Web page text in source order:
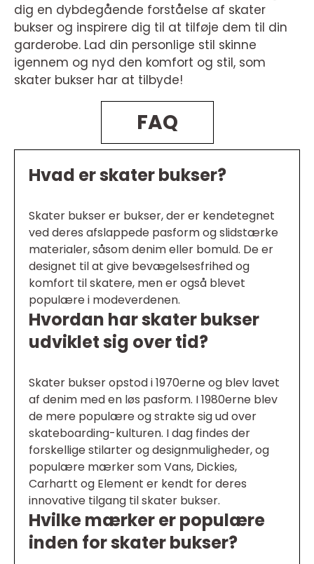
dig en dybdegående forståelse af skater
bukser og inspirere dig til at tilføje dem til din
garderobe. Lad din personlige stil skinne
igennem og nyd den komfort og stil, som
skater bukser har at tilbyde!
FAQ
Hvad er skater bukser?
Skater bukser er bukser, der er kendetegnet
ved deres afslappede pasform og slidstærke
materialer, såsom denim eller bomuld. De er
designet til at give bevægelsesfrihed og
komfort til skatere, men er også blevet
populære i modeverdenen.
Hvordan har skater bukser
udviklet sig over tid?
Skater bukser opstod i 1970erne og blev lavet
af denim med en løs pasform. I 1980erne blev
de mere populære og strakte sig ud over
skateboarding-kulturen. I dag findes der
forskellige stilarter og designmuligheder, og
populære mærker som Vans, Dickies,
Carhartt og Element er kendt for deres
innovative tilgang til skater bukser.
Hvilke mærker er populære
inden for skater bukser?